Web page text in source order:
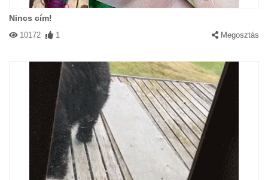
Nincs cím!
10172 1 Megosztás